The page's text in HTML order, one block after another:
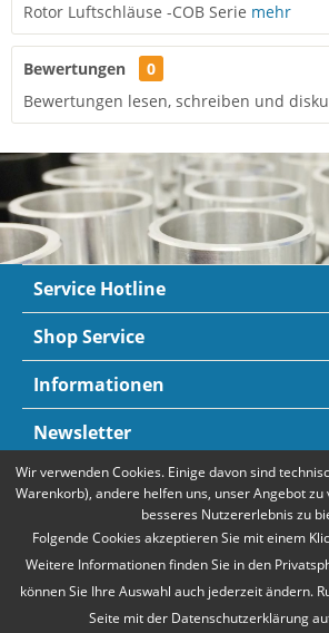
Rotor Luftschläuse -COB Serie mehr
Bewertungen
0
Bewertungen lesen, schreiben und
Service Hotline
Shop Service
Informationen
Newsletter
Zahlungsarten Mehr Informationen
Wir verwenden Cookies. Einige davon sind
Warenkorb), andere helfen uns, unser Angebot
besseres Nutzererlebnis zu
Folgende Cookies akzeptieren Sie mit einem
Weitere Informationen finden Sie in den
können Sie Ihre Auswahl auch jederzeit ändern.
Seite mit der Datenschutzerklärung